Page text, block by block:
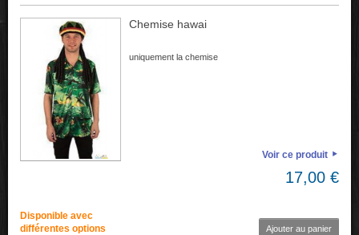
Chemise hawai
uniquement la chemise
Voir ce produit
17,00 €
Disponible avec
différentes options
Ajouter au panier